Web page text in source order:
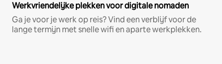
Werkvriendelijke plekken voor digitale nomaden
Ga je voor je werk op reis? Vind een verblijf voor de
lange termijn met snelle wifi en aparte werkplekken.